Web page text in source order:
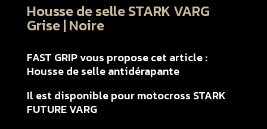
Housse de selle STARK VARG
Grise | Noire
FAST GRIP vous propose cet article :
Housse de selle antidérapante
Il est disponible pour motocross STARK
FUTURE VARG